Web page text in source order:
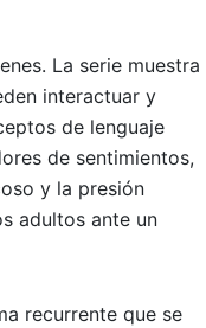
La serie muestra
interactuar y
de lenguaje
de sentimientos,
y la presión
adultos ante un
recurrente que se